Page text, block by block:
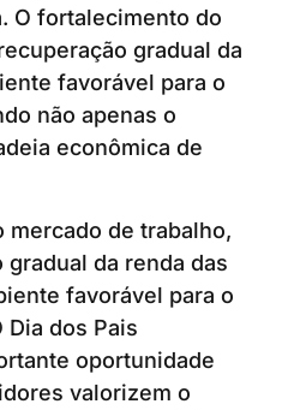
O fortalecimento do
gradual da
favorável para o
não apenas o
econômica de
mercado de trabalho,
da renda das
favorável para o
dos Pais
oportunidade
valorizem o